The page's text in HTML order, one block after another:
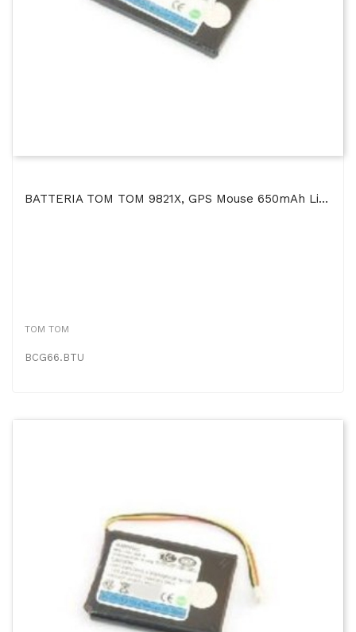
BATTERIA TOM TOM 9821X, GPS Mouse 650mAh Li-Ion
TOM TOM
BCG66.BTU